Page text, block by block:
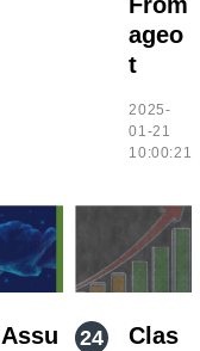
ageo
t
2025-
01-21
10:00:21
Assu
Clas